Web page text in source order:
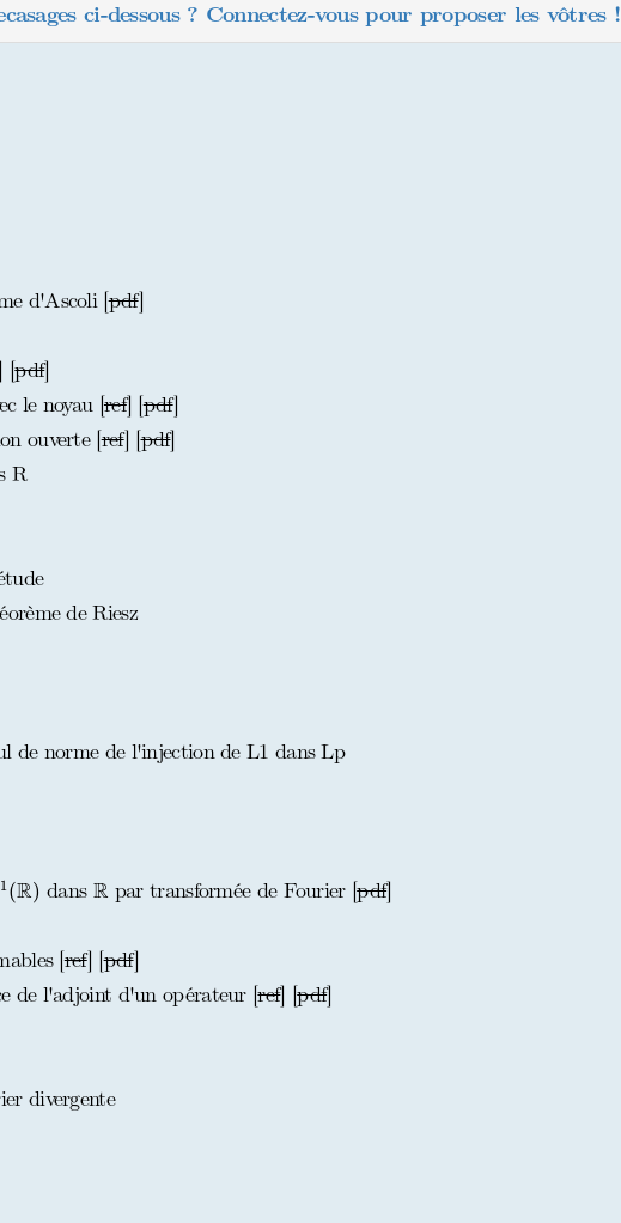
ci-dessous ? Connectez-vous pour proposer les vôtres !
d'Ascoli [pdf]
[pdf]
le noyau [ref] [pdf]
ouverte [ref] [pdf]
R
de Riesz
de norme de l'injection de L1 dans Lp
1 (R)
1 (R) dans R
R par transformée de Fourier [pdf]
[ref] [pdf]
de l'adjoint d'un opérateur [ref] [pdf]
divergente